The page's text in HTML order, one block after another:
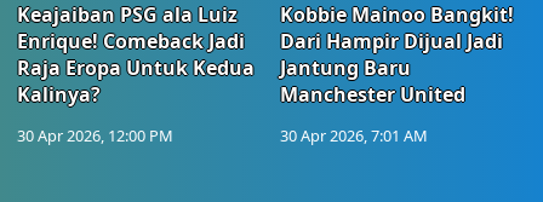
Keajaiban PSG ala Luiz
Enrique! Comeback Jadi
Raja Eropa Untuk Kedua
Kalinya?
30 Apr 2026, 12:00 PM
Kobbie Mainoo Bangkit!
Dari Hampir Dijual Jadi
Jantung Baru
Manchester United
30 Apr 2026, 7:01 AM